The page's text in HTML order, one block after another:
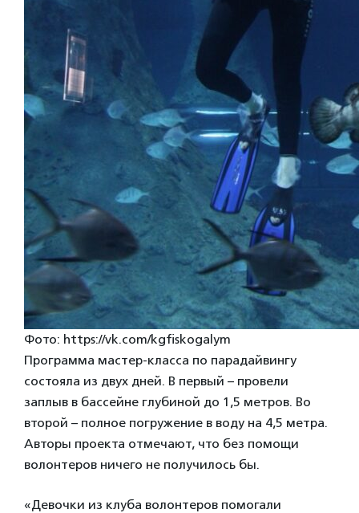
Фото: https://vk.com/kgfiskogalym
Программа мастер-класса по парадайвингу
состояла из двух дней. В первый – провели
заплыв в бассейне глубиной до 1,5 метров. Во
второй – полное погружение в воду на 4,5 метра.
Авторы проекта отмечают, что без помощи
волонтеров ничего не получилось бы.
«Девочки из клуба волонтеров помогали